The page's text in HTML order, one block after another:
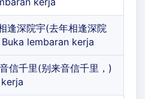
逢深院宇(去年相逢深院
lembaran kerja
信千里(别来音信千里，)